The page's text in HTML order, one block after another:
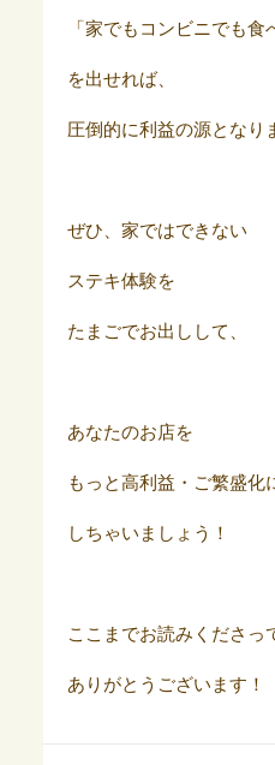
「家でもコンビニでも食
を出せれば、
圧倒的に利益の源となり
ぜひ、家ではできない
ステキ体験を
たまごでお出しして、
あなたのお店を
もっと高利益・ご繁盛化
しちゃいましょう！
ここまでお読みくださっ
ありがとうございます！